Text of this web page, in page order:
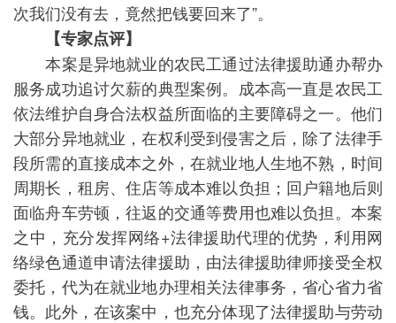
次我们没有去，竟然把钱要回来了”。
【专家点评】
本案是异地就业的农民工通过法律援助通办帮办
服务成功追讨欠薪的典型案例。成本高一直是农民工
依法维护自身合法权益所面临的主要障碍之一。他们
大部分异地就业，在权利受到侵害之后，除了法律手
段所需的直接成本之外，在就业地人生地不熟，时间
周期长，租房、住店等成本难以负担；回户籍地后则
面临舟车劳顿，往返的交通等费用也难以负担。本案
之中，充分发挥网络+法律援助代理的优势，利用网
络绿色通道申请法律援助，由法律援助律师接受全权
委托，代为在就业地办理相关法律事务，省心省力省
钱。此外，在该案中，也充分体现了法律援助与劳动